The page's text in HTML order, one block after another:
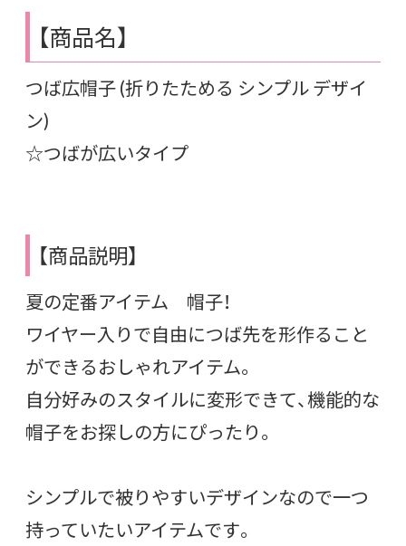
【商品名】
つば広帽子 (折りたためる シンプル デザイ
ン)
☆つばが広いタイプ
【商品説明】
夏の定番アイテム 帽子！
ワイヤー入りで自由につば先を形作ること
ができるおしゃれアイテム。
自分好みのスタイルに変形できて、機能的な
帽子をお探しの方にぴったり。
シンプルで被りやすいデザインなので一つ
持っていたいアイテムです。